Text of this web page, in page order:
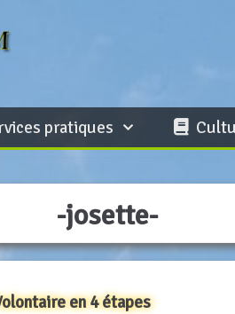
pratiques
-josette-
en 4 étapes